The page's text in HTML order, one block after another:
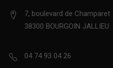
7, boulevard de Champaret
38300 BOURGOIN JALLIEU
04 74 93 04 26